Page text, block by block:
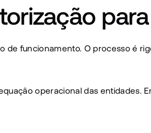
para
de funcionamento. O processo é
operacional das entidades.